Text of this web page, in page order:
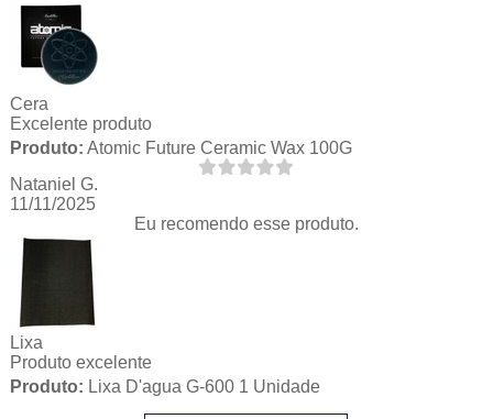
Cera
Excelente produto
Produto: Atomic Future Ceramic Wax 100G
Nataniel G.
11/11/2025
Eu recomendo esse produto.
Lixa
Produto excelente
Produto: Lixa D'agua G-600 1 Unidade